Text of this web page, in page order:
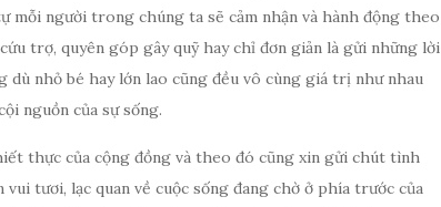
người trong chúng ta sẽ cảm nhận và hành động theo
trợ, quyên góp gây quỹ hay chỉ đơn giản là gửi những lời
nhỏ bé hay lớn lao cũng đều vô cùng giá trị như nhau
nguồn của sự sống.
thực của cộng đồng và theo đó cũng xin gửi chút tình
tươi, lạc quan về cuộc sống đang chờ ở phía trước của